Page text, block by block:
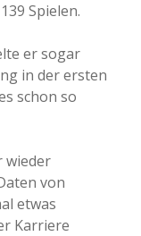
Spielen.
er sogar
in der ersten
schon so
wieder
von
etwas
Karriere